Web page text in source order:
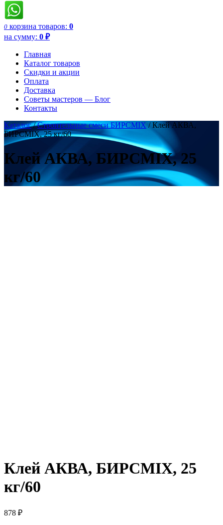
0 корзина товаров: 0
на сумму: 0 ₽
Главная
Каталог товаров
Скидки и акции
Оплата
Доставка
Советы мастеров — Блог
Контакты
Каталог/Строительные смеси БИРСMIX / Клей АКВА,
БИРСMIX, 25 кг/60
Клей АКВА, БИРСMIX, 25
кг/60
Клей АКВА, БИРСMIX, 25
кг/60
878 ₽